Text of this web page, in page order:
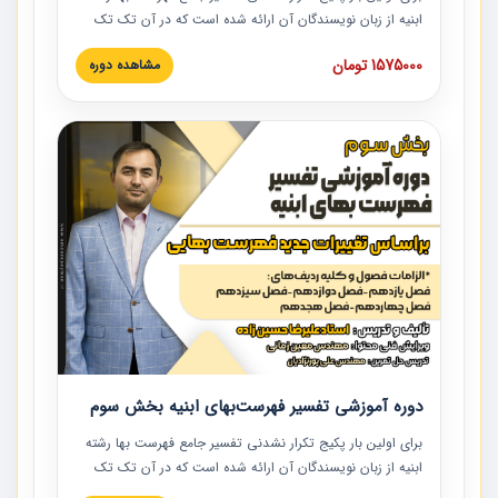
ابنیه از زبان نویسندگان آن ارائه شده است که در آن تک تک
ردیف ها و مطالب فهرست بها تفسیر و ارائه شده است. این
دوره به صورت کامل تصویری بوده و به همراه تصاویر عملیات
دوره با کلام مهندس علیرضاحسین‌زاده مدیر پروژه مهندسی
مشاور در امر بازنگری فهرست بها رشته ابنیه ارائه شده و به تمام
همکارانی که در حوزه صنعت ساخت در حال فعالیت هستند حتما
توصیه می کنیم از مطالب این دوره استفاده نمایند.
1575000 تومان مشاهده دوره
دوره آموزشی تفسیر فهرست‌بهای ابنیه بخش سوم
برای اولین بار پکیج تکرار نشدنی تفسیر جامع فهرست بها رشته
ابنیه از زبان نویسندگان آن ارائه شده است که در آن تک تک
ردیف ها و مطالب فهرست بها تفسیر و ارائه شده است. این